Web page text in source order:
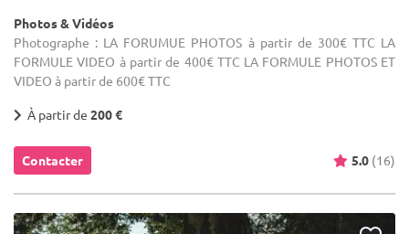
Photos & Vidéos
Photographe : LA FORUMUE PHOTOS à partir de 300€ TTC LA
FORMULE VIDEO à partir de 400€ TTC LA FORMULE PHOTOS ET
VIDEO à partir de 600€ TTC
À partir de 200 €
Contacter 5.0 (16)